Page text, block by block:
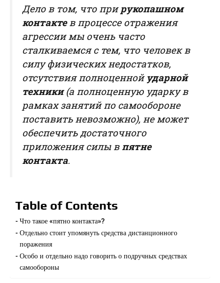
Дело в том, что при рукопашном
контактев процессе отражения
агрессии мы очень часто
сталкиваемся с тем, что человек в
силу физических недостатков,
отсутствия полноценной ударной
техники(а полноценную ударку в
рамках занятий по самообороне
поставить невозможно), не может
обеспечить достаточного
приложения силы в пятне
контакта.
Table of Contents
Что такое «пятно контакта»?
Отдельно стоит упомянуть средства дистанционного
поражения
Особо и отдельно надо говорить о подручных средствах
самообороны